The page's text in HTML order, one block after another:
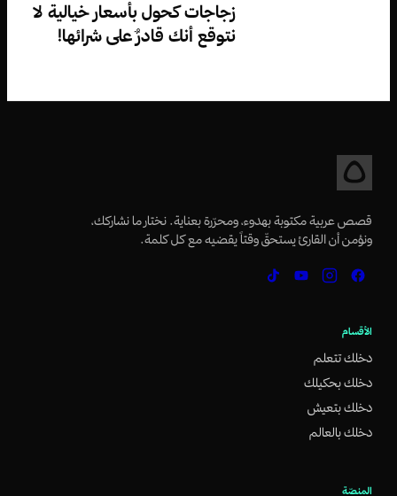
زجاجات كحول بأسعار خيالية لا
نتوقع أنك قادرٌ على شرائها!
قصص عربية مكتوبة بهدوء، ومحرّرة بعناية. نختار ما نشاركك،
ونؤمن أن القارئ يستحقّ وقتاً يقضيه مع كل كلمة.
الأقسام
دخلك تتعلم
دخلك بحكيلك
دخلك بتعيش
دخلك بالعالم
المنصّة